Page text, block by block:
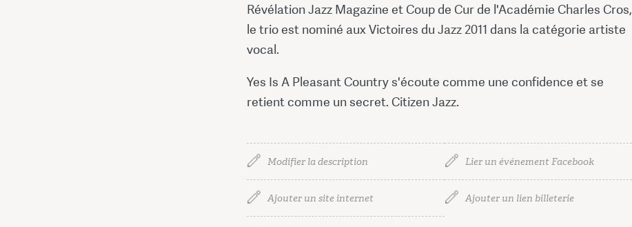
Révélation Jazz Magazine et Coup de Cur de l'Académie Charles Cros,
le trio est nominé aux Victoires du Jazz 2011 dans la catégorie artiste
vocal.
Yes Is A Pleasant Country s'écoute comme une confidence et se
retient comme un secret. Citizen Jazz.
Modifier la description Lier un événement Facebook
Ajouter un site internet Ajouter un lien billeterie